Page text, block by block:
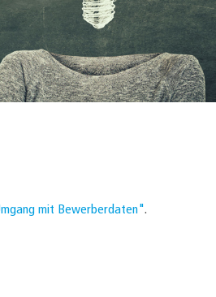
mit Bewerberdaten".